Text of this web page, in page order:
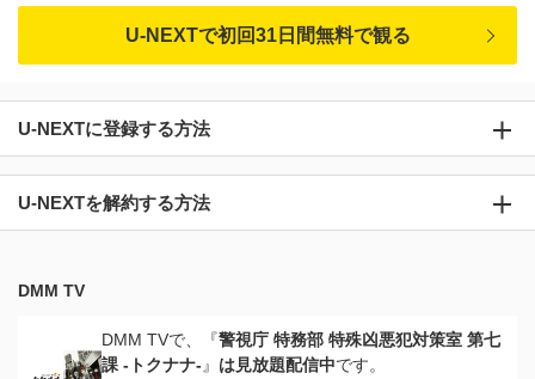
U-NEXTで初回31日間無料で観る
U-NEXTに登録する方法
U-NEXTを解約する方法
DMM TV
DMM TVで、『警視庁 特務部 特殊凶悪犯対策室 第七
課 -トクナナ- 』 は見放題配信中です。